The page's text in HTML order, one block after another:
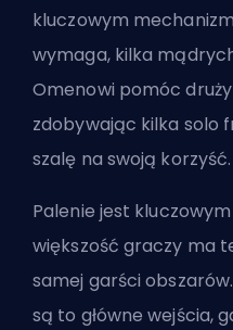
kluczowym
wymaga, kilka
Omenowi pomóc
zdobywając kilka solo
szalę na swoją korzyść.
Palenie jest
większość graczy ma
samej garści
są to główne wejścia,